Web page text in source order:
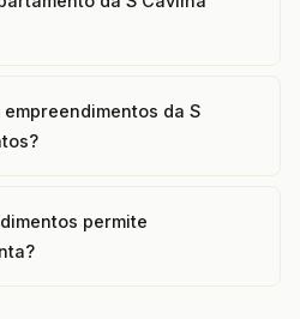
empreendimentos da S
permite